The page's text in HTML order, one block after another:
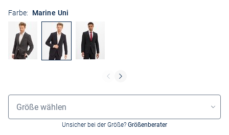
Farbe: Marine Uni
Größenauswahl
Größe wählen
Unsicher bei der Größe? Größenberater